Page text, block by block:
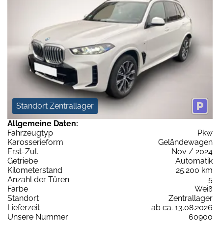
Standort Zentrallager
Allgemeine Daten:
Fahrzeugtyp
Pkw
Karosserieform
Geländewagen
Erst-Zul.
Nov / 2024
Getriebe
Automatik
Kilometerstand
25.200 km
Anzahl der Türen
5
Farbe
Weiß
Standort
Zentrallager
Lieferzeit
ab ca. 13.08.2026
Unsere Nummer
60900